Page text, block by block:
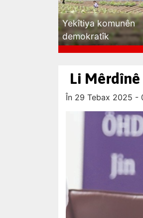
Yekîtiya komunên
demokratîk
Li
În 29 Tebax 2025 -